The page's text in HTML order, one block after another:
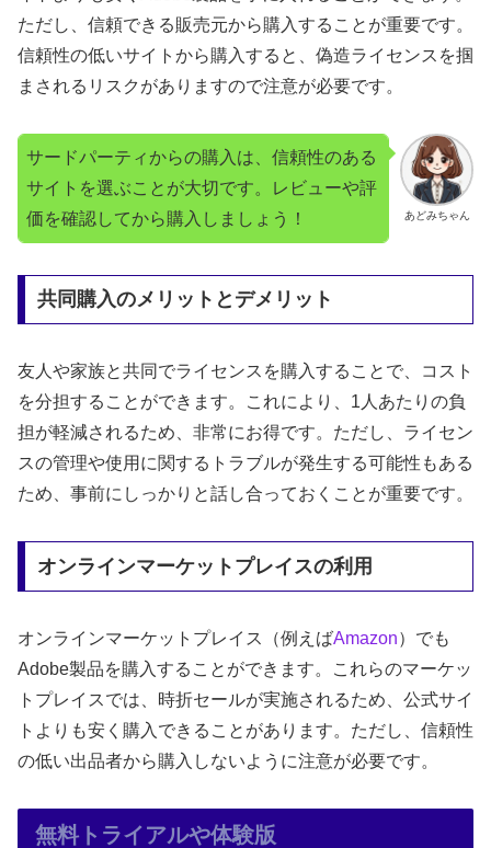
ただし、信頼できる販売元から購入することが重要です。
信頼性の低いサイトから購入すると、偽造ライセンスを掴
まされるリスクがありますので注意が必要です。
あどみちゃん
サードパーティからの購入は、信頼性のある
サイトを選ぶことが大切です。レビューや評
価を確認してから購入しましょう！
共同購入のメリットとデメリット
友人や家族と共同でライセンスを購入することで、コスト
を分担することができます。これにより、1人あたりの負
担が軽減されるため、非常にお得です。ただし、ライセン
スの管理や使用に関するトラブルが発生する可能性もある
ため、事前にしっかりと話し合っておくことが重要です。
オンラインマーケットプレイスの利用
オンラインマーケットプレイス（例えばAmazon）でも
Adobe製品を購入することができます。これらのマーケッ
トプレイスでは、時折セールが実施されるため、公式サイ
トよりも安く購入できることがあります。ただし、信頼性
の低い出品者から購入しないように注意が必要です。
無料トライアルや体験版